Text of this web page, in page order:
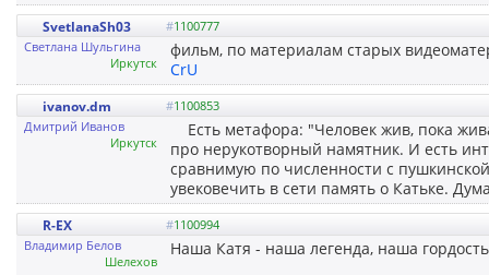
SvetlanaSh03 #1100777
Светлана Шульгина
Иркутск
фильм, по материалам старых
CrU
ivanov.dm #1100853
Дмитрий Иванов
Иркутск
Есть метафора: "Человек жив, пока
про нерукотворный намятник. И есть
сравнимую по численности с
увековечить в сети память о Катьке.
R-EX #1100994
Владимир Белов
Шелехов
Наша Катя - наша легенда, наша